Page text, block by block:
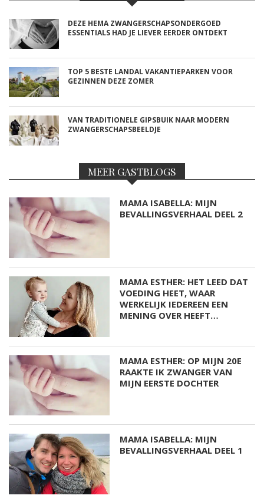
DEZE HEMA ZWANGERSCHAPSONDERGOED
ESSENTIALS HAD JE LIEVER EERDER ONTDEKT
TOP 5 BESTE LANDAL VAKANTIEPARKEN VOOR
GEZINNEN DEZE ZOMER
VAN TRADITIONELE GIPSBUIK NAAR MODERN
ZWANGERSCHAPSBEELDJE
MEER GASTBLOGS
MAMA ISABELLA: MIJN
BEVALLINGSVERHAAL DEEL 2
MAMA ESTHER: HET LEED DAT
VOEDING HEET, WAAR
WERKELIJK IEDEREEN EEN
MENING OVER HEEFT…
MAMA ESTHER: OP MIJN 20E
RAAKTE IK ZWANGER VAN
MIJN EERSTE DOCHTER
MAMA ISABELLA: MIJN
BEVALLINGSVERHAAL DEEL 1